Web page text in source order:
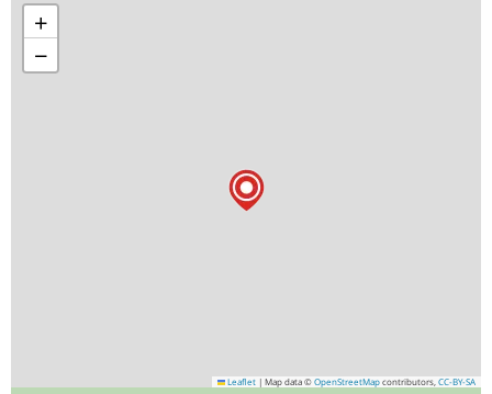
+
−
Leaflet | Map data © OpenStreetMap contributors, CC-BY-SA